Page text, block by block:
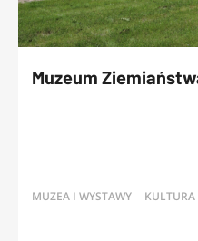
Muzeum
MUZEA I WYSTAWY